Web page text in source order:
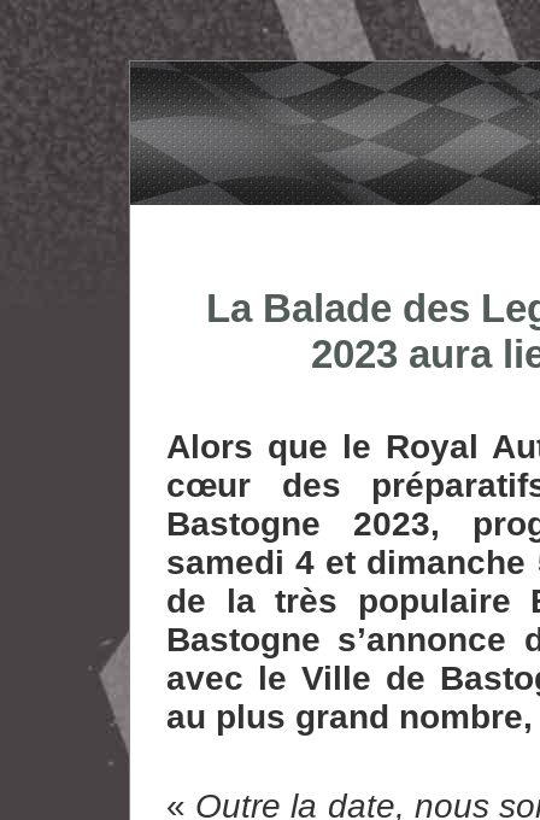
La Balade des
2023 aura
Alors que le Royal
cœur des
Bastogne 2023,
samedi 4 et
de la très populaire
Bastogne s’annonce
avec le Ville de
au plus grand
« Outre la date, nous